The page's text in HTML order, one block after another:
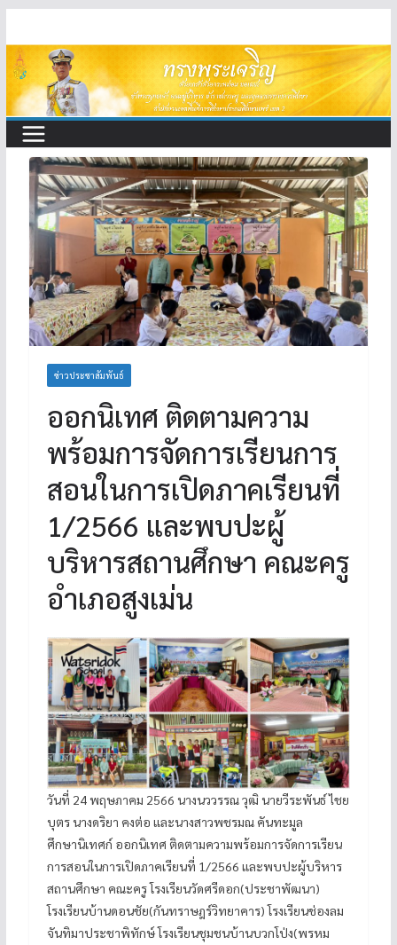
to
content
ข่าวประชาสัมพันธ์
ออกนิเทศ ติดตามความ
พร้อมการจัดการเรียนการ
สอนในการเปิดภาคเรียนที่
1/2566 และพบปะผู้
บริหารสถานศึกษา คณะครู
อำเภอสูงเม่น
วันที่ 24 พฤษภาคม 2566 นางนววรรณ วุฒิ นายวีระพันธ์ ไชย
บุตร นางดริยา คงต่อ และนางสาวพชรมณ คันทะมูล
ศึกษานิเทศก์ ออกนิเทศ ติดตามความพร้อมการจัดการเรียน
การสอนในการเปิดภาคเรียนที่ 1/2566 และพบปะผู้บริหาร
สถานศึกษา คณะครู โรงเรียนวัดศรีดอก(ประชาพัฒนา)
โรงเรียนบ้านดอนชัย(กันทราษฎร์วิทยาคาร) โรงเรียนช่องลม
จันทิมาประชาพิทักษ์ โรงเรียนชุมชนบ้านบวกโป่ง(พรหม